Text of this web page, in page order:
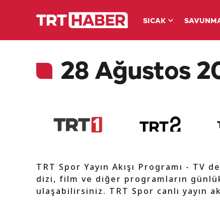
SICAK
28 Ağustos
TRT Spor Yayın Akışı Programı - TV
dizi, film ve diğer programların
ulaşabilirsiniz. TRT Spor canlı yayın